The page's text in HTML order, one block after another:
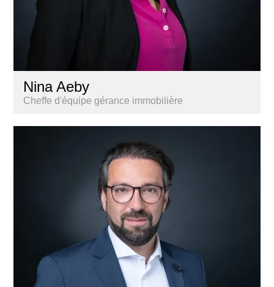
Nina Aeby
Cheffe d'équipe gérance immobilière